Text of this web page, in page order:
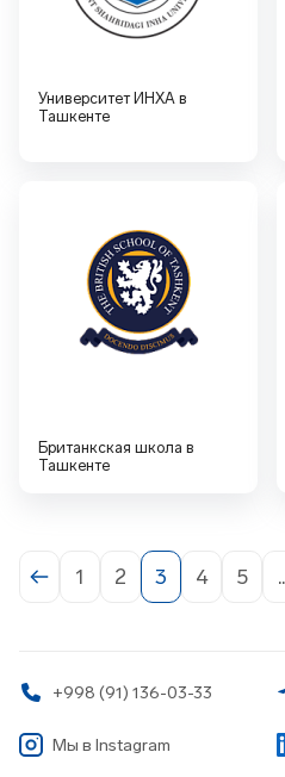
Университет ИНХА в
Ташкенте
Британкская школа в
Ташкенте
1 2 3 4 5
+998 (91) 136-03-33
Мы в Instagram